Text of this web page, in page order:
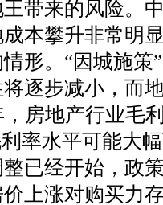
带来的风险。
本攀升非常明
形。“因城施策
逐步减小，而
房地产行业毛
率水平可能大
已经开始，政
上涨对购买力